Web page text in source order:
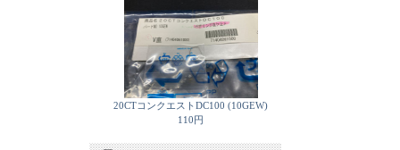
20CTコンクエストDC100 (10GEW)
110円